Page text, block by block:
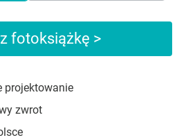
fotoksiążkę >
projektowanie
zwrot